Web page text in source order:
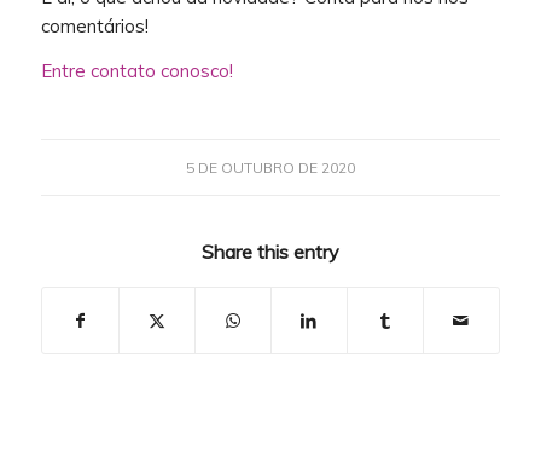
comentários!
Entre contato conosco!
5 DE OUTUBRO DE 2020
Share this entry